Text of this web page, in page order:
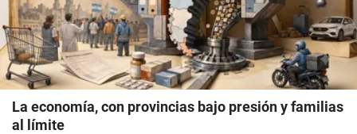
La economía, con provincias bajo presión y familias
al límite